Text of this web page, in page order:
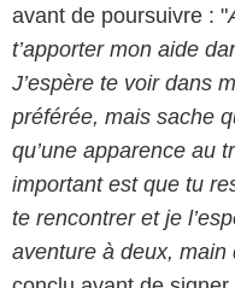
avant de poursuivre : "
t’apporter mon aide
J’espère te voir dans
préférée, mais sache
qu’une apparence au
important est que tu
te rencontrer et je
aventure à deux, main